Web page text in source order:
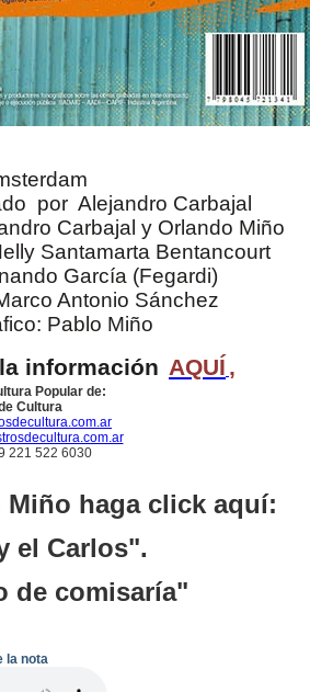
por Alejandro Carbajal
Carbajal y Orlando Miño
Santamarta Bentancourt
García (Fegardi)
Antonio Sánchez
Pablo Miño
información AQUÍ ,
Popular de:
Cultura
221 522 6030
Miño haga click aquí:
el Carlos".
de comisaría"
la nota